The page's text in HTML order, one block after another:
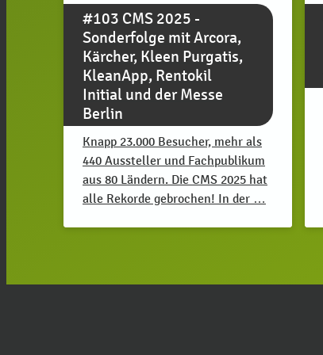
#103 CMS 2025 -
Sonderfolge mit Arcora,
Kärcher, Kleen Purgatis,
KleanApp, Rentokil
Initial und der Messe
Berlin
Knapp 23.000 Besucher, mehr als
440 Aussteller und Fachpublikum
aus 80 Ländern. Die CMS 2025 hat
alle Rekorde gebrochen! In der …